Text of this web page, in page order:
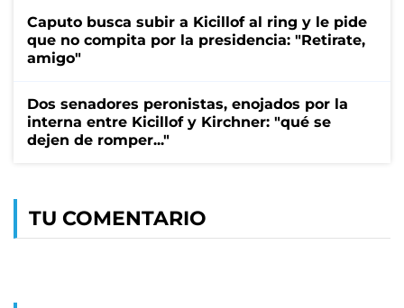
Caputo busca subir a Kicillof al ring y le pide
que no compita por la presidencia: "Retirate,
amigo"
Dos senadores peronistas, enojados por la
interna entre Kicillof y Kirchner: "qué se
dejen de romper..."
TU COMENTARIO